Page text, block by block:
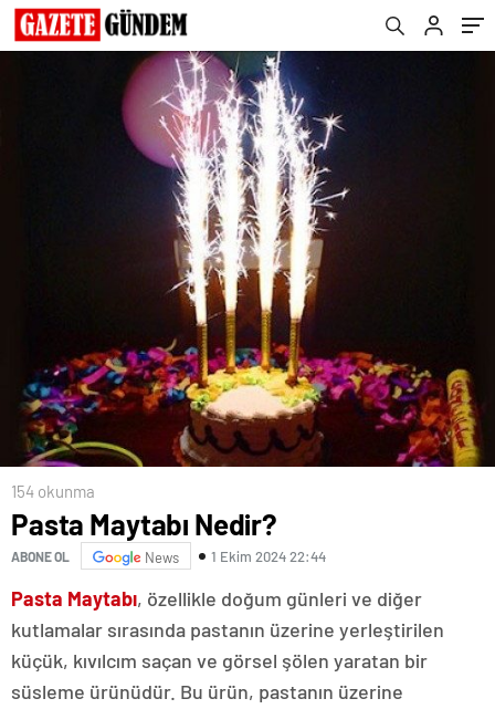
154 okunma
Pasta Maytabı Nedir?
ABONE OL News 1 Ekim 2024 22:44
Pasta Maytabı, özellikle doğum günleri ve diğer
kutlamalar sırasında pastanın üzerine yerleştirilen
küçük, kıvılcım saçan ve görsel şölen yaratan bir
süsleme ürünüdür. Bu ürün, pastanın üzerine